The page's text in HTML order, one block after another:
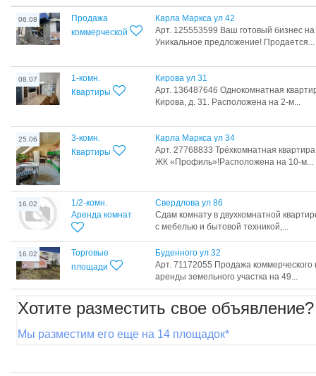
06.08
Продажа
коммерческой
Карла Маркса ул 42
Арт. 125553599 Ваш готовый бизнес на
Уникальное предложение! Продается...
08.07
1-комн.
Квартиры
Кирова ул 31
Арт. 136487646 Однокомнатная
Кирова, д. 31. Расположена на 2-м...
25.06
3-комн.
Квартиры
Карла Маркса ул 34
Арт. 27768833 Трёхкомнатная
ЖК «Профиль»!Расположена на 10-м...
16.02
1/2-комн.
Аренда комнат
Свердлова ул 86
Сдам комнату в двухкомнатной
с мебелью и бытовой техникой,...
16.02
Торговые
площади
Буденного ул 32
Арт. 71172055 Продажа
аренды земельного участка на 49...
Хотите разместить свое объявление?
Мы разместим его еще на 14 площадок*